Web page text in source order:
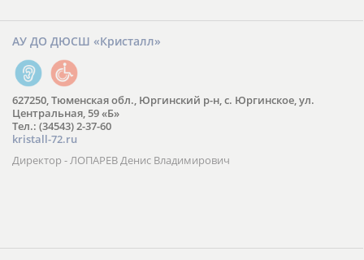
АУ ДО ДЮСШ «Кристалл»
627250, Тюменская обл., Юргинский р-н, с. Юргинское, ул.
Центральная, 59 «Б»
Тел.: (34543) 2-37-60
kristall-72.ru
Директор - ЛОПАРЕВ Денис Владимирович